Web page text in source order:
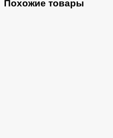
Похожие товары